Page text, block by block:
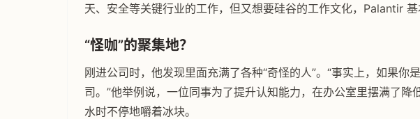
天、安全等关键行业的工作，但又想要硅谷的工作文化，Palantir
“怪咖”的聚集地？
刚进公司时，他发现里面充满了各种“奇怪的人”。“事实上，如果你
司。”他举例说，一位同事为了提升认知能力，在办公室里摆满了降
水时不停地嚼着冰块。